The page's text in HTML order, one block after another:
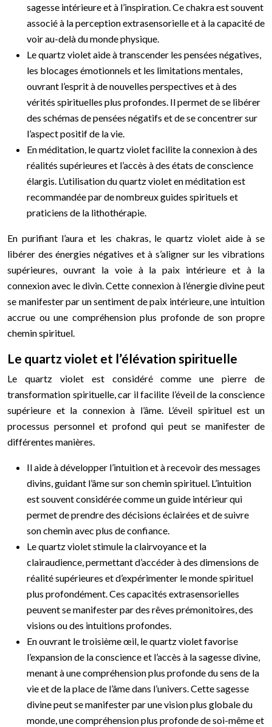
sagesse intérieure et à l’inspiration. Ce chakra est souvent
associé à la perception extrasensorielle et à la capacité de
voir au-delà du monde physique.
Le quartz violet aide à transcender les pensées négatives,
les blocages émotionnels et les limitations mentales,
ouvrant l’esprit à de nouvelles perspectives et à des
vérités spirituelles plus profondes. Il permet de se libérer
des schémas de pensées négatifs et de se concentrer sur
l’aspect positif de la vie.
En méditation, le quartz violet facilite la connexion à des
réalités supérieures et l’accès à des états de conscience
élargis. L’utilisation du quartz violet en méditation est
recommandée par de nombreux guides spirituels et
praticiens de la lithothérapie.
En purifiant l’aura et les chakras, le quartz violet aide à se
libérer des énergies négatives et à s’aligner sur les vibrations
supérieures, ouvrant la voie à la paix intérieure et à la
connexion avec le divin. Cette connexion à l’énergie divine peut
se manifester par un sentiment de paix intérieure, une intuition
accrue ou une compréhension plus profonde de son propre
chemin spirituel.
Le quartz violet et l’élévation spirituelle
Le quartz violet est considéré comme une pierre de
transformation spirituelle, car il facilite l’éveil de la conscience
supérieure et la connexion à l’âme. L’éveil spirituel est un
processus personnel et profond qui peut se manifester de
différentes manières.
Il aide à développer l’intuition et à recevoir des messages
divins, guidant l’âme sur son chemin spirituel. L’intuition
est souvent considérée comme un guide intérieur qui
permet de prendre des décisions éclairées et de suivre
son chemin avec plus de confiance.
Le quartz violet stimule la clairvoyance et la
clairaudience, permettant d’accéder à des dimensions de
réalité supérieures et d’expérimenter le monde spirituel
plus profondément. Ces capacités extrasensorielles
peuvent se manifester par des rêves prémonitoires, des
visions ou des intuitions profondes.
En ouvrant le troisième œil, le quartz violet favorise
l’expansion de la conscience et l’accès à la sagesse divine,
menant à une compréhension plus profonde du sens de la
vie et de la place de l’âme dans l’univers. Cette sagesse
divine peut se manifester par une vision plus globale du
monde, une compréhension plus profonde de soi-même et